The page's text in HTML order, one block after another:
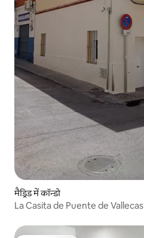
मैड्रिड में कॉन्डो
La Casita de Puente de Vallecas